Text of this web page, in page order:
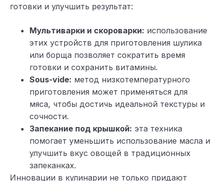
готовки и улучшить результат:
Мультиварки и скороварки: использование
этих устройств для приготовления шулика
или борща позволяет сократить время
готовки и сохранить витамины.
Sous-vide: метод низкотемпературного
приготовления может применяться для
мяса, чтобы достичь идеальной текстуры и
сочности.
Запекание под крышкой: эта техника
помогает уменьшить использование масла и
улучшить вкус овощей в традиционных
запеканках.
Инновации в кулинарии не только придают